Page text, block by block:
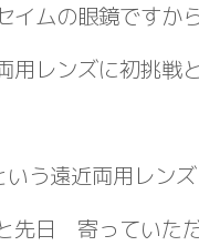
イムの眼鏡です
用レンズに初挑戦
う遠近両用レン
先日 寄ってい